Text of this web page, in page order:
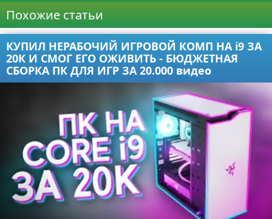
Похожие статьи
КУПИЛ НЕРАБОЧИЙ ИГРОВОЙ КОМП НА i9 ЗА
20К И СМОГ ЕГО ОЖИВИТЬ - БЮДЖЕТНАЯ
СБОРКА ПК ДЛЯ ИГР ЗА 20.000 видео